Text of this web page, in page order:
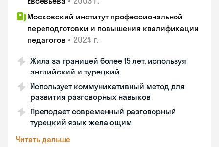
Московский институт профессиональной
переподготовки и повышения квалификации
педагогов • 2024 г.
Жила за границей более 15 лет, используя
английский и турецкий
Использует коммуникативный метод для
развития разговорных навыков
Преподает современный разговорный
турецкий язык желающим
Читать дальше